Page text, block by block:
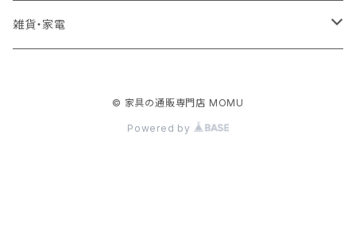
マットレス
キャビネット・飾り棚
雑貨・家電
© 家具の通販専門店 MOMU
Powered by